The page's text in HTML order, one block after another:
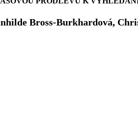
Bross-Burkhardová,